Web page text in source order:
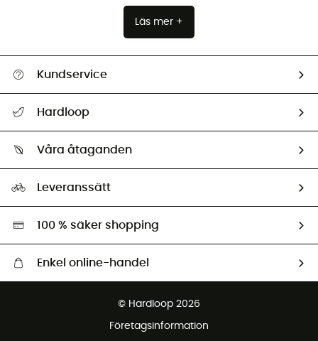
Läs mer +
Kundservice
Retur & återbetalning
Hardloop
Ambassadörer
Våra åtaganden
Miljöanpassat urval
Leveranssätt
100 % säker shopping
Enkel online-handel
© Hardloop 2026
Företagsinformation